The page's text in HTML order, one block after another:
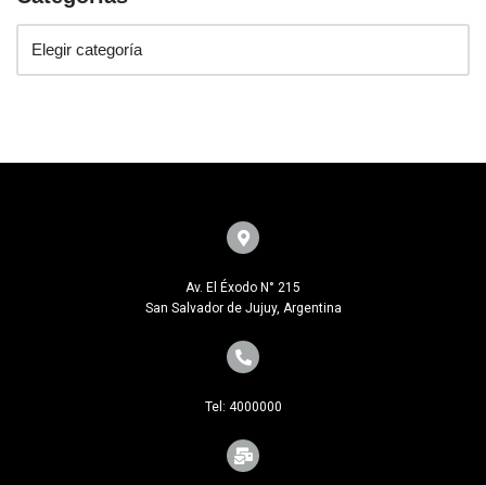
Av. El Éxodo N° 215
San Salvador de Jujuy, Argentina
Tel: 4000000